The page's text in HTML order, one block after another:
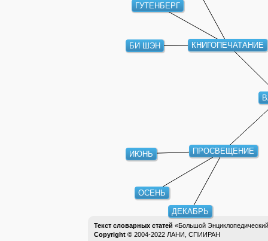
КНИГОПЕЧАТАНИЕ
ПРОСВЕЩЕНИЕ
БИ ШЭН
ГУТЕНБЕРГ
ОСЕНЬ
ИЮНЬ
ДЕКАБРЬ
Текст словарных статей «Большой
Copyright © 2004-2022 ЛАНИ, СПИИРАН